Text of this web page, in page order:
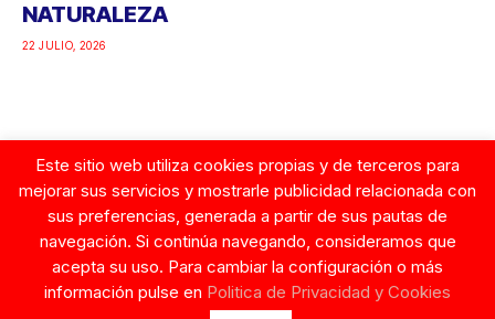
NATURALEZA
22 JULIO, 2026
Google
© Copyright 2026. Tentaciones de Mujer.
Este sitio web utiliza cookies propias y de terceros para
mejorar sus servicios y mostrarle publicidad relacionada con
sus preferencias, generada a partir de sus pautas de
navegación. Si continúa navegando, consideramos que
acepta su uso. Para cambiar la configuración o más
información pulse en Politica de Privacidad y Cookies